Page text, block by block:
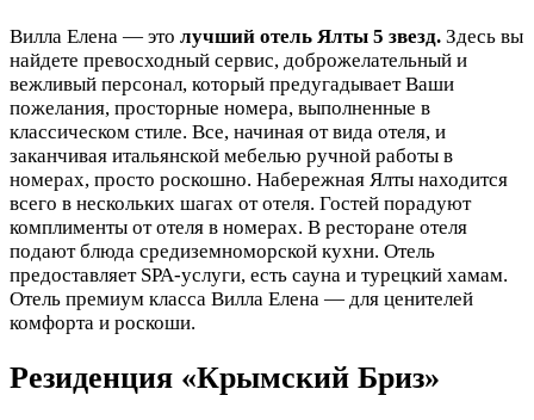
Вилла Елена — это лучший отель Ялты 5 звезд. Здесь вы
найдете превосходный сервис, доброжелательный и
вежливый персонал, который предугадывает Ваши
пожелания, просторные номера, выполненные в
классическом стиле. Все, начиная от вида отеля, и
заканчивая итальянской мебелью ручной работы в
номерах, просто роскошно. Набережная Ялты находится
всего в нескольких шагах от отеля. Гостей порадуют
комплименты от отеля в номерах. В ресторане отеля
подают блюда средиземноморской кухни. Отель
предоставляет SPA-услуги, есть сауна и турецкий хамам.
Отель премиум класса Вилла Елена — для ценителей
комфорта и роскоши.
Резиденция «Крымский Бриз»